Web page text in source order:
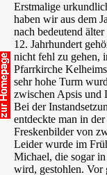
Erstmalige
haben wir aus dem
nach bedeutend
12. Jahrhundert
nicht fehl zu gehen,
Pfarrkirche
sehr hohe Turm
zwischen Apsis und
Bei der
entdeckte man in
Freskenbilder von
Leider wurde im
Michael, die sogar
wird, gestohlen. Vor